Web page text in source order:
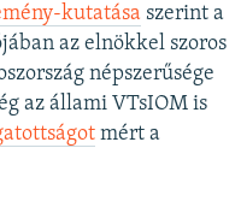
kutatása szerint a
az elnökkel szoros
népszerűsége
az állami VTsIOM is
mért a